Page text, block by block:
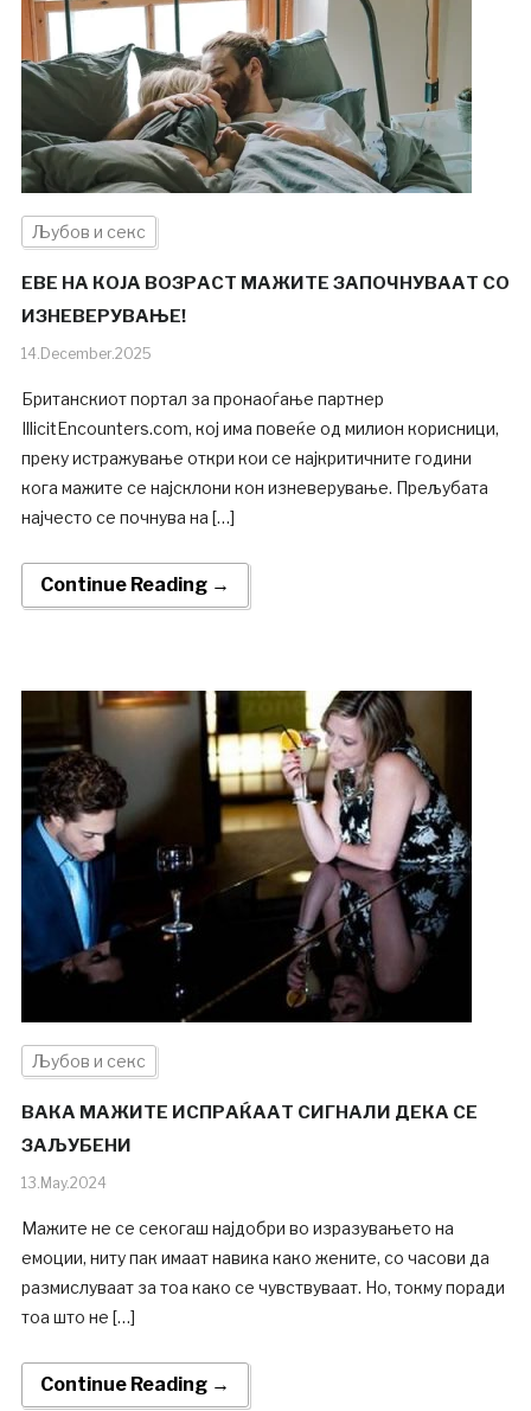
Љубов и секс
ЕВЕ НА КОЈА ВОЗРАСТ МАЖИТЕ ЗАПОЧНУВААТ СО
ИЗНЕВЕРУВАЊЕ!
14.December.2025
Британскиот портал за пронаоѓање партнер
IllicitEncounters.com, кој има повеќе од милион корисници,
преку истражување откри кои се најкритичните години
кога мажите се најсклони кон изневерување. Прељубата
најчесто се почнува на […]
Continue Reading →
Љубов и секс
ВАКА МАЖИТЕ ИСПРАЌААТ СИГНАЛИ ДЕКА СЕ
ЗАЉУБЕНИ
13.May.2024
Мажите не се секогаш најдобри во изразувањето на
емоции, ниту пак имаат навика како жените, со часови да
размислуваат за тоа како се чувствуваат. Но, токму поради
тоа што не […]
Continue Reading →